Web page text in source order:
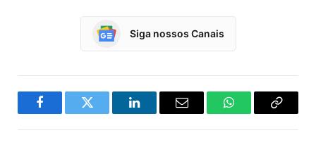
Siga nossos Canais
FacebookTwitter LinkedInEmail WhatsAppCopy